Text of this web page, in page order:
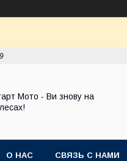
Мото - Ви знову на
О НАС СВЯЗЬ С НАМИ